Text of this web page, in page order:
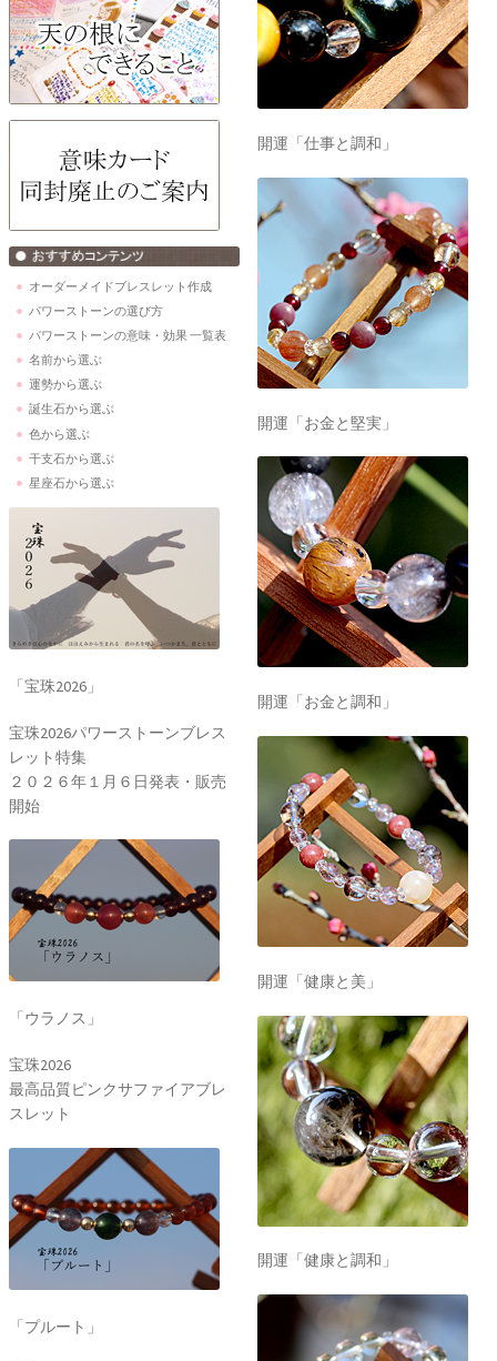
オーダーメイドブレスレット作成
パワーストーンの選び方
パワーストーンの意味・効果 一覧表
名前から選ぶ
運勢から選ぶ
誕生石から選ぶ
色から選ぶ
干支石から選ぶ
星座石から選ぶ
「宝珠2026」
宝珠2026パワーストーンブレス
レット特集
２０２６年１月６日発表・販売
開始
「ウラノス」
宝珠2026
最高品質ピンクサファイアブレ
スレット
「プルート」
開運「仕事と調和」
開運「お金と堅実」
開運「お金と調和」
開運「健康と美」
開運「健康と調和」